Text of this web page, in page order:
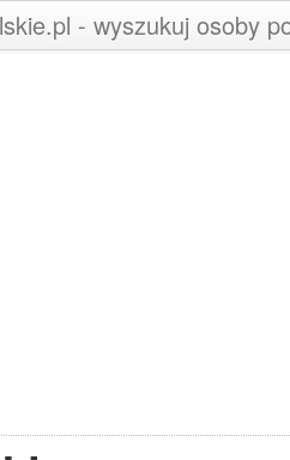
- wyszukuj osoby